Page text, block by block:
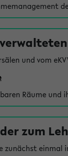
und vom
Räume und
zum
zunächst